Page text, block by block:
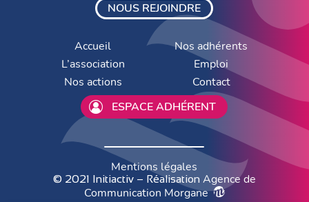
NOUS REJOINDRE
Accueil
L’association
Nos actions
Nos adhérents
Emploi
Contact
ESPACE ADHÉRENT
Mentions légales
© 2021 Initiactiv – Réalisation Agence de
Communication Morgane